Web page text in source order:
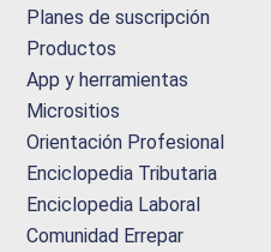
Planes de suscripción
Productos
App y herramientas
Micrositios
Orientación Profesional
Enciclopedia Tributaria
Enciclopedia Laboral
Comunidad Errepar